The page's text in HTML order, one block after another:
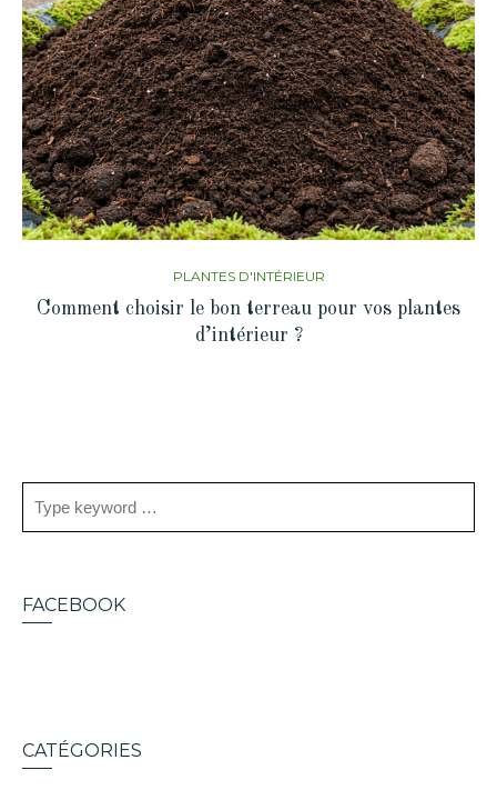
PLANTES D'INTÉRIEUR
Comment choisir le bon terreau pour vos plantes
d’intérieur ?
FACEBOOK
CATÉGORIES